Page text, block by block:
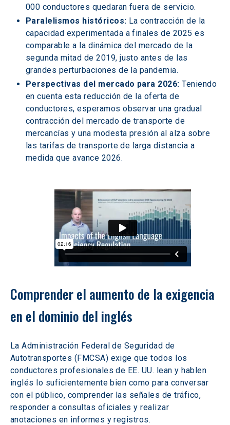
000 conductores quedaran fuera de servicio.
Paralelismos históricos: La contracción de la
capacidad experimentada a finales de 2025 es
comparable a la dinámica del mercado de la
segunda mitad de 2019, justo antes de las
grandes perturbaciones de la pandemia.
Perspectivas del mercado para 2026: Teniendo
en cuenta esta reducción de la oferta de
conductores, esperamos observar una gradual
contracción del mercado de transporte de
mercancías y una modesta presión al alza sobre
las tarifas de transporte de larga distancia a
medida que avance 2026.
Comprender el aumento de la exigencia
en el dominio del inglés
La Administración Federal de Seguridad de
Autotransportes (FMCSA) exige que todos los
conductores profesionales de EE. UU. lean y hablen
inglés lo suficientemente bien como para conversar
con el público, comprender las señales de tráfico,
responder a consultas oficiales y realizar
anotaciones en informes y registros.